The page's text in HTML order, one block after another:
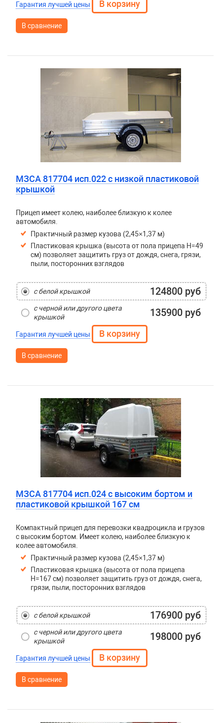
Гарантия лучшей цены
В сравнение
МЗСА 817704 исп.022 с низкой пластиковой
крышкой
Прицеп имеет колею, наиболее близкую к колее
автомобиля.
Практичный размер кузова (2,45×1,37 м)
Пластиковая крышка (высота от пола прицепа H=49
см) позволяет защитить груз от дождя, снега, грязи,
пыли, посторонних взглядов
с белой крышкой 124800 руб
с черной или другого цвета
крышкой
135900 руб
Гарантия лучшей цены
В сравнение
МЗСА 817704 исп.024 с высоким бортом и
пластиковой крышкой 167 см
Компактный прицеп для перевозки квадроцикла и грузов
с высоким бортом. Имеет колею, наиболее близкую к
колее автомобиля.
Практичный размер кузова (2,45×1,37 м)
Пластиковая крышка (высота от пола прицепа
H=167 см) позволяет защитить груз от дождя, снега,
грязи, пыли, посторонних взглядов
с белой крышкой 176900 руб
с черной или другого цвета
крышкой
198000 руб
Гарантия лучшей цены
В сравнение